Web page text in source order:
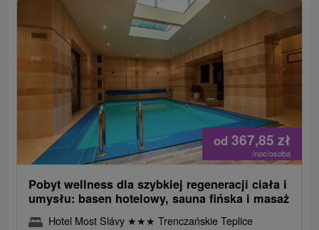
od 367,85 zł
/noc/osoba
Pobyt wellness dla szybkiej regeneracji ciała i
umysłu: basen hotelowy, sauna fińska i masaż
Hotel Most Slávy ★★★ Trenczańskie Teplice